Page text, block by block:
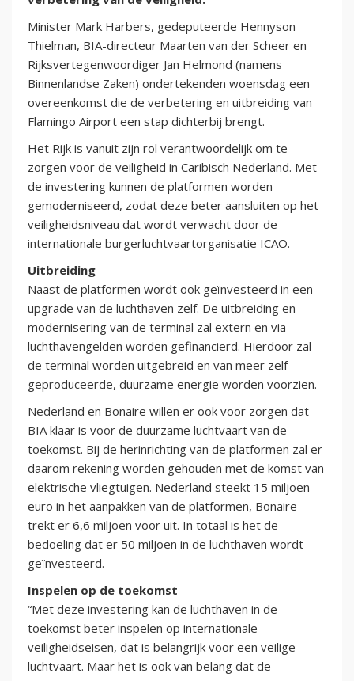
Minister Mark Harbers, gedeputeerde Hennyson
Thielman, BIA-directeur Maarten van der Scheer en
Rijksvertegenwoordiger Jan Helmond (namens
Binnenlandse Zaken) ondertekenden woensdag een
overeenkomst die de verbetering en uitbreiding van
Flamingo Airport een stap dichterbij brengt.
Het Rijk is vanuit zijn rol verantwoordelijk om te
zorgen voor de veiligheid in Caribisch Nederland. Met
de investering kunnen de platformen worden
gemoderniseerd, zodat deze beter aansluiten op het
veiligheidsniveau dat wordt verwacht door de
internationale burgerluchtvaartorganisatie ICAO.
Uitbreiding
Naast de platformen wordt ook geïnvesteerd in een
upgrade van de luchthaven zelf. De uitbreiding en
modernisering van de terminal zal extern en via
luchthavengelden worden gefinancierd. Hierdoor zal
de terminal worden uitgebreid en van meer zelf
geproduceerde, duurzame energie worden voorzien.
Nederland en Bonaire willen er ook voor zorgen dat
BIA klaar is voor de duurzame luchtvaart van de
toekomst. Bij de herinrichting van de platformen zal er
daarom rekening worden gehouden met de komst van
elektrische vliegtuigen. Nederland steekt 15 miljoen
euro in het aanpakken van de platformen, Bonaire
trekt er 6,6 miljoen voor uit. In totaal is het de
bedoeling dat er 50 miljoen in de luchthaven wordt
geïnvesteerd.
Inspelen op de toekomst
“Met deze investering kan de luchthaven in de
toekomst beter inspelen op internationale
veiligheidseisen, dat is belangrijk voor een veilige
luchtvaart. Maar het is ook van belang dat de